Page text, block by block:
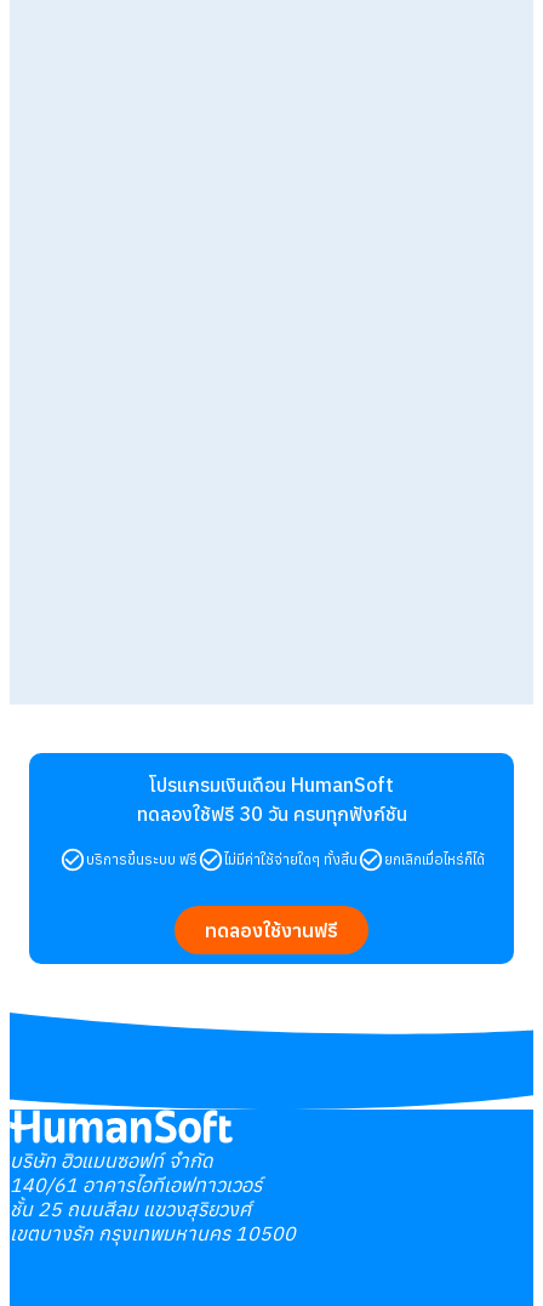
โปรแกรมเงินเดือน HumanSoft
ทดลองใช้ฟรี 30 วัน ครบทุกฟังก์ชัน
บริการขึ้นระบบ ฟรี ไม่มีค่าใช้จ่ายใดๆ ทั้งสิ้น ยกเลิกเมื่อไหร่ก็ได้
ทดลองใช้งานฟรี
บริษัท ฮิวแมนซอฟท์ จำกัด
140/61 อาคารไอทีเอฟทาวเวอร์
ชั้น 25 ถนนสีลม แขวงสุริยวงศ์
เขตบางรัก กรุงเทพมหานคร 10500